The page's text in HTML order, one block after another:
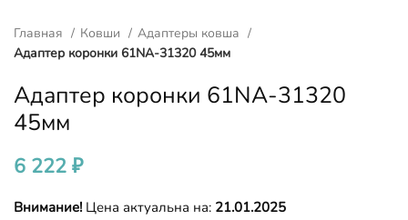
Главная Ковши
Адаптеры ковша
Адаптер коронки 61NA-31320 45мм
Адаптер коронки 61NA-31320
45мм
6 222 ₽
Внимание! Цена актуальна на: 21.01.2025